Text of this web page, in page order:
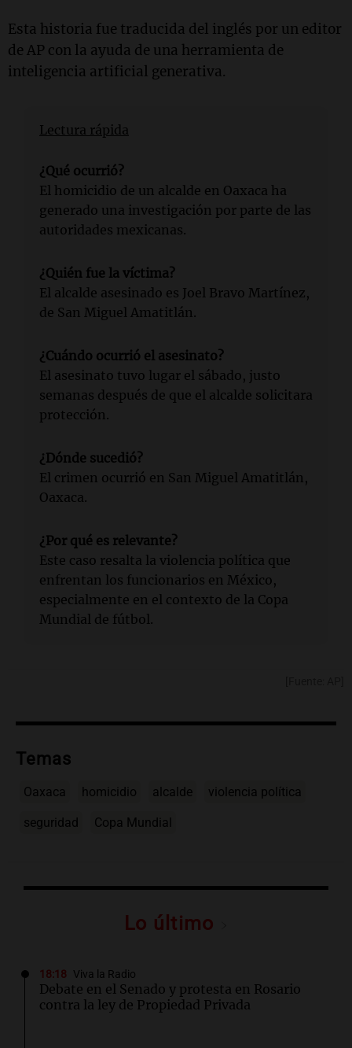
Esta historia fue traducida del inglés por un editor
de AP con la ayuda de una herramienta de
inteligencia artificial generativa.
Lectura rápida
¿Qué ocurrió?
El homicidio de un alcalde en Oaxaca ha
generado una investigación por parte de las
autoridades mexicanas.
¿Quién fue la víctima?
El alcalde asesinado es Joel Bravo Martínez,
de San Miguel Amatitlán.
¿Cuándo ocurrió el asesinato?
El asesinato tuvo lugar el sábado, justo
semanas después de que el alcalde solicitara
protección.
¿Dónde sucedió?
El crimen ocurrió en San Miguel Amatitlán,
Oaxaca.
¿Por qué es relevante?
Este caso resalta la violencia política que
enfrentan los funcionarios en México,
especialmente en el contexto de la Copa
Mundial de fútbol.
Temas
Oaxaca homicidio alcalde violencia política
seguridad Copa Mundial
Lo último
18:18 Viva la Radio
Debate en el Senado y protesta en Rosario
contra la ley de Propiedad Privada